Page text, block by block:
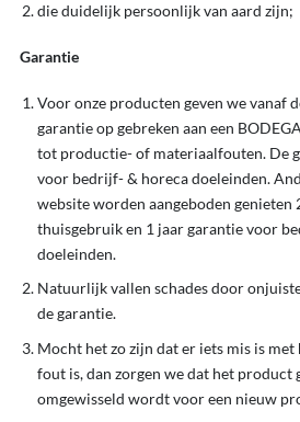
die duidelijk persoonlijk van aard zijn;
Garantie
Voor onze producten geven we vanaf
garantie op gebreken aan een
tot productie- of materiaalfouten. De
voor bedrijf- & horeca doeleinden.
website worden aangeboden genieten
thuisgebruik en 1 jaar garantie voor
doeleinden.
Natuurlijk vallen schades door
de garantie.
Mocht het zo zijn dat er iets mis is
fout is, dan zorgen we dat het product
omgewisseld wordt voor een nieuw